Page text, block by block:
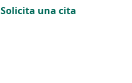
Solicita una cita